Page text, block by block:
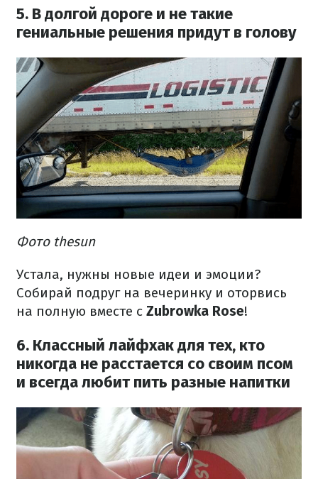
5. В долгой дороге и не такие
гениальные решения придут в голову
Фото thesun
Устала, нужны новые идеи и эмоции?
Собирай подруг на вечеринку и оторвись
на полную вместе с Zubrowka Rose!
6. Классный лайфхак для тех, кто
никогда не расстается со своим псом
и всегда любит пить разные напитки